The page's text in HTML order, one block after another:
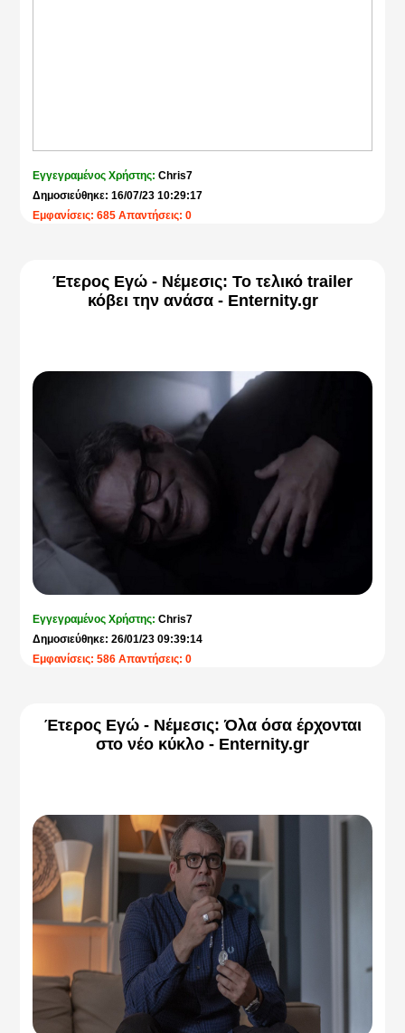
Εγγεγραμένος Χρήστης:Chris7
Δημοσιεύθηκε: 16/07/23 10:29:17
Εμφανίσεις: 685 Απαντήσεις: 0
Έτερος Εγώ - Νέμεσις: Το τελικό trailer
κόβει την ανάσα - Enternity.gr
Εγγεγραμένος Χρήστης:Chris7
Δημοσιεύθηκε: 26/01/23 09:39:14
Εμφανίσεις: 586 Απαντήσεις: 0
Έτερος Εγώ - Νέμεσις: Όλα όσα έρχονται
στο νέο κύκλο - Enternity.gr